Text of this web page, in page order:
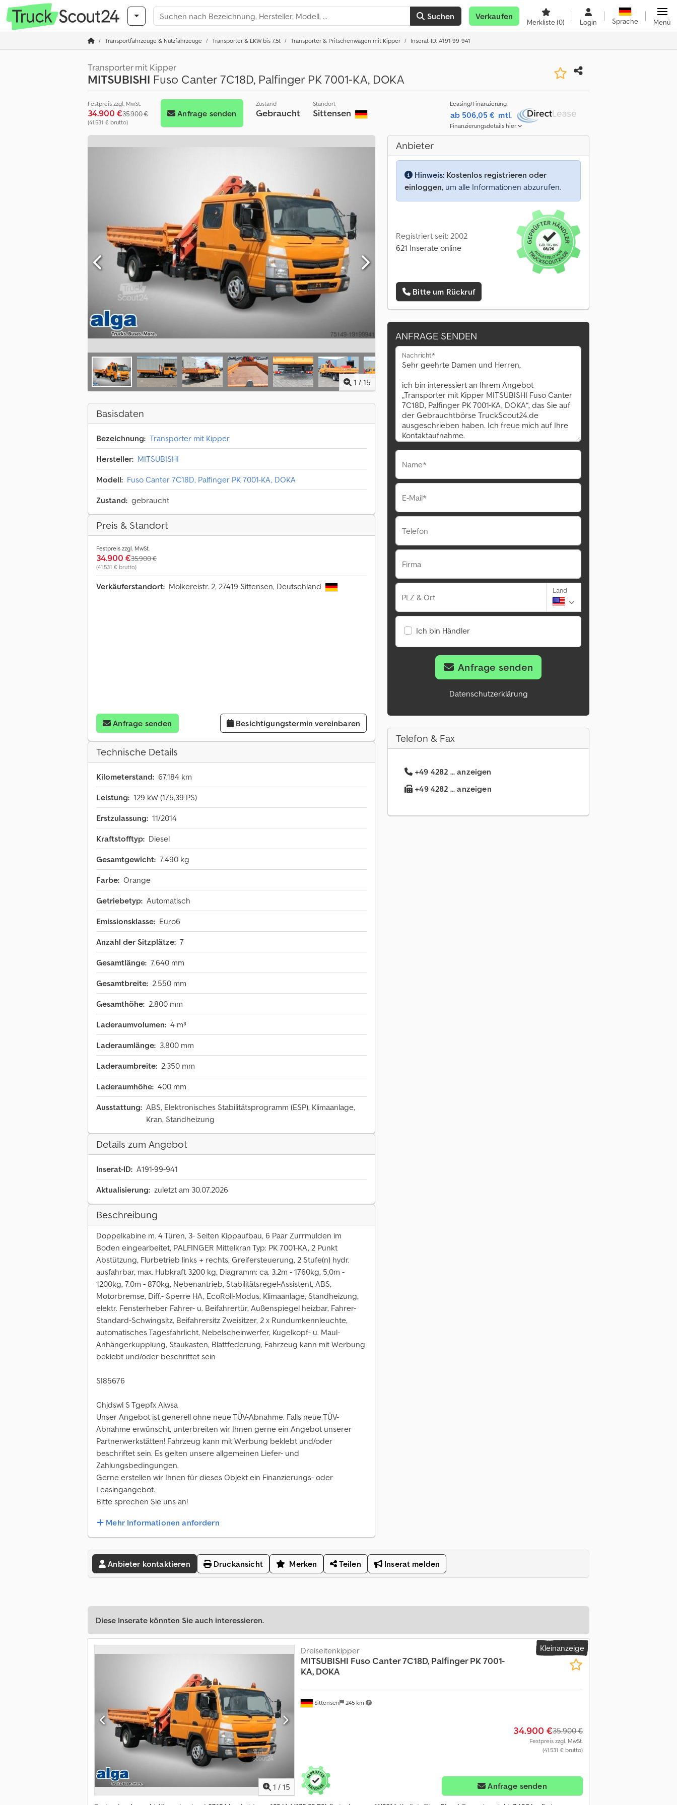
Suchen Verkaufen
Merkliste(0) Login Sprache Menü
Transportfahrzeuge & Nutzfahrzeuge Transporter & LKW bis 7,5t Transporter & Pritschenwagen mit Kipper Inserat-ID: A191-99-941
Transporter mit Kipper
MITSUBISHI Fuso Canter 7C18D, Palfinger PK 7001-KA, DOKA
Festpreis zzgl. MwSt.
34.900 €35.900 €
(41.531 € brutto)
Anfrage senden
Zustand
Gebraucht
Standort
Sittensen
Leasing/Finanzierung
ab 506,05 € mtl.
Finanzierungsdetails hier
1 / 15
Basisdaten
Bezeichnung: Transporter mit Kipper
Hersteller: MITSUBISHI
Modell: Fuso Canter 7C18D, Palfinger PK 7001-KA, DOKA
Zustand: gebraucht
Preis & Standort
Festpreis zzgl. MwSt.
34.900 €35.900 €
(41.531 € brutto)
Verkäuferstandort: Molkereistr. 2, 27419 Sittensen, Deutschland
Anfrage senden Besichtigungstermin vereinbaren
Technische Details
Kilometerstand: 67.184 km
Leistung: 129 kW (175,39 PS)
Erstzulassung: 11/2014
Kraftstofftyp: Diesel
Gesamtgewicht: 7.490 kg
Farbe: Orange
Getriebetyp: Automatisch
Emissionsklasse: Euro6
Anzahl der Sitzplätze: 7
Gesamtlänge: 7.640 mm
Gesamtbreite: 2.550 mm
Gesamthöhe: 2.800 mm
Laderaumvolumen: 4 m³
Laderaumlänge: 3.800 mm
Laderaumbreite: 2.350 mm
Laderaumhöhe: 400 mm
Ausstattung: ABS, Elektronisches Stabilitätsprogramm (ESP), Klimaanlage,
Kran, Standheizung
Details zum Angebot
Inserat-ID: A191-99-941
Aktualisierung: zuletzt am 30.07.2026
Beschreibung
Doppelkabine m. 4 Türen, 3- Seiten Kippaufbau, 6 Paar Zurrmulden im
Boden eingearbeitet, PALFINGER Mittelkran Typ: PK 7001-KA, 2 Punkt
Abstützung, Flurbetrieb links + rechts, Greifersteuerung, 2 Stufe(n) hydr.
ausfahrbar, max. Hubkraft 3200 kg, Diagramm: ca. 3.2m - 1760kg, 5,0m -
1200kg, 7.0m - 870kg, Nebenantrieb, Stabilitätsregel-Assistent, ABS,
Motorbremse, Diff.- Sperre HA, EcoRoll-Modus, Klimaanlage, Standheizung,
elektr. Fensterheber Fahrer- u. Beifahrertür, Außenspiegel heizbar, Fahrer-
Standard-Schwingsitz, Beifahrersitz Zweisitzer, 2 x Rundumkennleuchte,
automatisches Tagesfahrlicht, Nebelscheinwerfer, Kugelkopf- u. Maul-
Anhängerkupplung, Staukasten, Blattfederung, Fahrzeug kann mit Werbung
beklebt und/oder beschriftet sein
SI85676
Chjdswl S Tgepfx Alwsa
Unser Angebot ist generell ohne neue TÜV-Abnahme. Falls neue TÜV-
Abnahme erwünscht, unterbreiten wir Ihnen gerne ein Angebot unserer
Partnerwerkstätten! Fahrzeug kann mit Werbung beklebt und/oder
beschriftet sein. Es gelten unsere allgemeinen Liefer- und
Zahlungsbedingungen.
Gerne erstellen wir Ihnen für dieses Objekt ein Finanzierungs- oder
Leasingangebot.
Bitte sprechen Sie uns an!
Mehr Informationen anfordern
Anbieter
Hinweis: Kostenlos registrieren oder
einloggen, um alle Informationen abzurufen.
Registriert seit: 2002
621 Inserate online
Bitte um Rückruf
ANFRAGE SENDEN
Nachricht*
Name*
E-Mail*
Telefon
Firma
PLZ & Ort
Land
Ich bin Händler
Anfrage senden
Datenschutzerklärung
Telefon & Fax
+49 4282 ... anzeigen
+49 4282 ... anzeigen
Anbieter kontaktieren Druckansicht Merken Teilen Inserat melden
Diese Inserate könnten Sie auch interessieren.
Kleinanzeige
1 / 15
Sittensen 245 km
Dreiseitenkipper
MITSUBISHI Fuso Canter 7C18D, Palfinger PK 7001-
KA, DOKA
34.900 €35.900 €
Festpreis zzgl. MwSt.
(41.531 € brutto)
Anfrage senden